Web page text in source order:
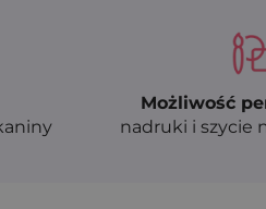
Możliwość
nadruki i szycie